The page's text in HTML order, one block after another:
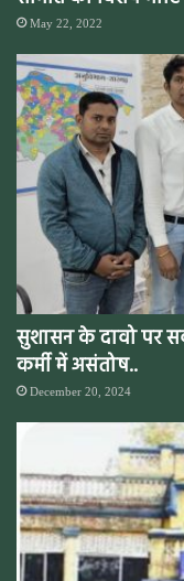
May 22, 2022
सुशासन के दावो पर
कर्मी में असंतोष..
December 20, 2024